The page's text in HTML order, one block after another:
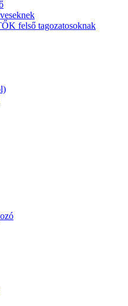
felső tagozatosoknak